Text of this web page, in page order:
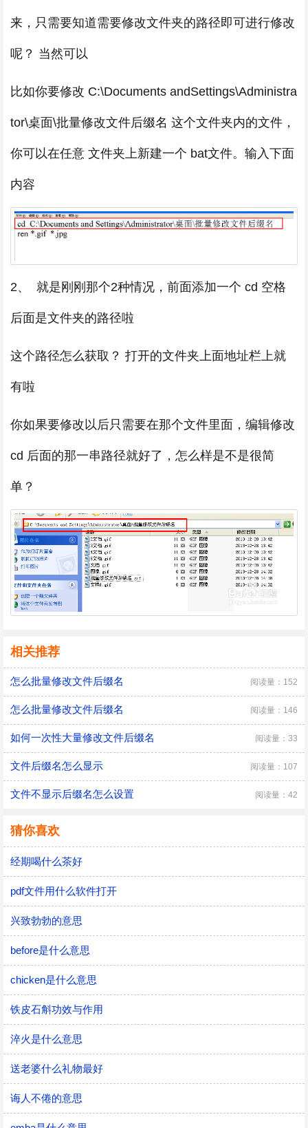
来，只需要知道需要修改文件夹的路径即可进行修改
呢？ 当然可以
比如你要修改 C:\Documents andSettings\Administra
tor\桌面\批量修改文件后缀名 这个文件夹内的文件，
你可以在任意 文件夹上新建一个 bat文件。输入下面
内容
2、 就是刚刚那个2种情况，前面添加一个 cd 空格
后面是文件夹的路径啦
这个路径怎么获取？ 打开的文件夹上面地址栏上就
有啦
你如果要修改以后只需要在那个文件里面，编辑修改
cd 后面的那一串路径就好了，怎么样是不是很简
单？
相关推荐
怎么批量修改文件后缀名 阅读量：152
怎么批量修改文件后缀名 阅读量：146
如何一次性大量修改文件后缀名 阅读量：33
文件后缀名怎么显示 阅读量：107
文件不显示后缀名怎么设置 阅读量：42
猜你喜欢
经期喝什么茶好
pdf文件用什么软件打开
兴致勃勃的意思
before是什么意思
chicken是什么意思
铁皮石斛功效与作用
淬火是什么意思
送老婆什么礼物最好
诲人不倦的意思